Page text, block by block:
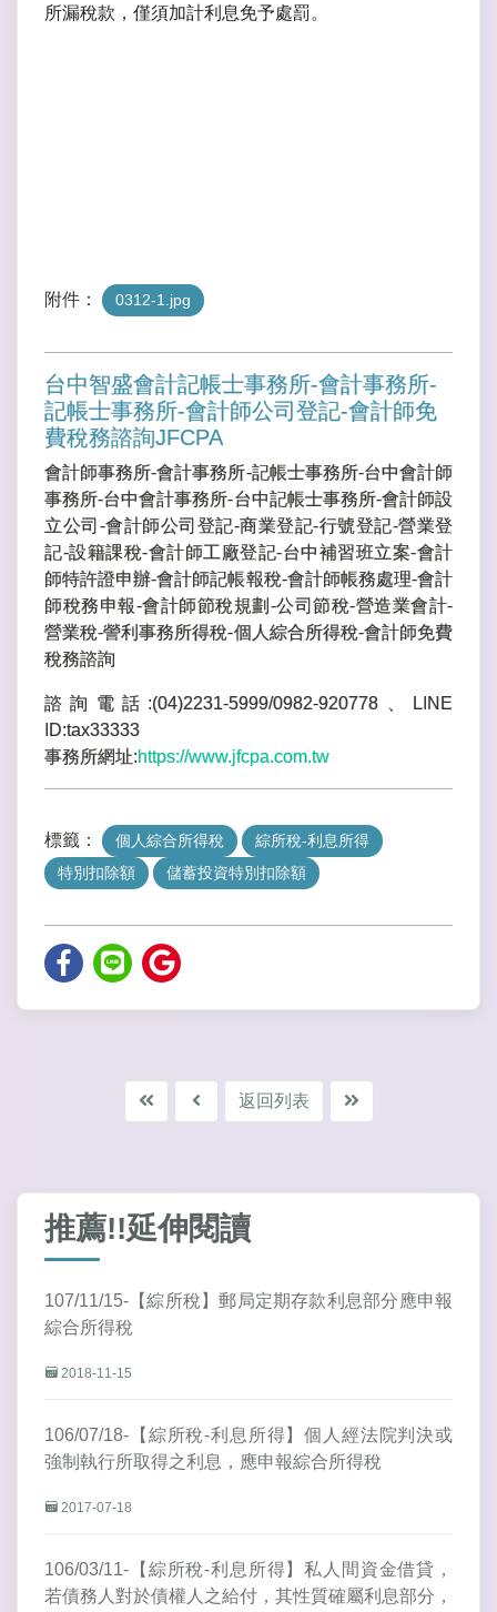
所漏稅款，僅須加計利息免予處罰。
附件： 0312-1.jpg
台中智盛會計記帳士事務所-會計事務所-
記帳士事務所-會計師公司登記-會計師免
費稅務諮詢JFCPA
會計師事務所-會計事務所-記帳士事務所-台中會計師
事務所-台中會計事務所-台中記帳士事務所-會計師設
立公司-會計師公司登記-商業登記-行號登記-營業登
記-設籍課稅-會計師工廠登記-台中補習班立案-會計
師特許證申辦-會計師記帳報稅-會計師帳務處理-會計
師稅務申報-會計師節稅規劃-公司節稅-營造業會計-
營業稅-謍利事務所得稅-個人綜合所得稅-會計師免費
稅務諮詢
諮詢電話:(04)2231-5999/0982-920778、LINE
ID:tax33333
事務所網址:https://www.jfcpa.com.tw
標籤： 個人綜合所得稅
綜所稅-利息所得
特別扣除額
儲蓄投資特別扣除額
返回列表
推薦!!延伸閱讀
107/11/15-【綜所稅】郵局定期存款利息部分應申報
綜合所得稅
2018-11-15
106/07/18-【綜所稅-利息所得】個人經法院判決或
強制執行所取得之利息，應申報綜合所得稅
2017-07-18
106/03/11-【綜所稅-利息所得】私人間資金借貸，
若債務人對於債權人之給付，其性質確屬利息部分，